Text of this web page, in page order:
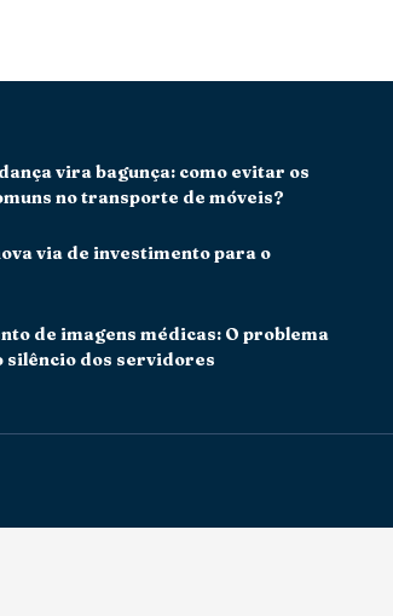
vira bagunça: como evitar os
no transporte de móveis?
via de investimento para o
de imagens médicas: O problema
silêncio dos servidores